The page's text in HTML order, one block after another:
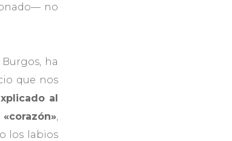
no
ha
que nos
al
,
los labios